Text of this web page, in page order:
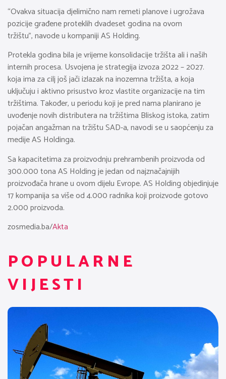
“Ovakva situacija djelimično nam remeti planove i ugrožava
pozicije građene proteklih dvadeset godina na ovom
tržištu”, navode u kompaniji AS Holding.
Protekla godina bila je vrijeme konsolidacije tržišta ali i naših
internih procesa. Usvojena je strategija izvoza 2022 – 2027.
koja ima za cilj još jači izlazak na inozemna tržišta, a koja
uključuju i aktivno prisustvo kroz vlastite organizacije na tim
tržištima. Također, u periodu koji je pred nama planirano je
uvođenje novih distributera na tržištima Bliskog istoka, zatim
pojačan angažman na tržištu SAD-a, navodi se u saopćenju za
medije AS Holdinga.
Sa kapacitetima za proizvodnju prehrambenih proizvoda od
300.000 tona AS Holding je jedan od najznačajnijih
proizvođača hrane u ovom dijelu Evrope. AS Holding objedinjuje
17 kompanija sa više od 4.000 radnika koji proizvode gotovo
2.000 proizvoda.
zosmedia.ba/Akta
POPULARNE
VIJESTI